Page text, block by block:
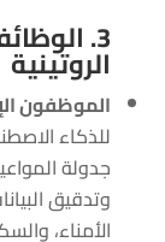
3.
الروتينية
الموظفون
للذكاء
جدولة
وتدقيق
الأمناء،